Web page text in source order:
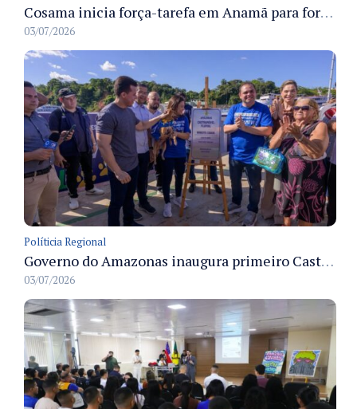
Cosama inicia força-tarefa em Anamã para fortalecer abastecimento de água e segurança hídrica da população
03/07/2026
Políticia Regional
Governo do Amazonas inaugura primeiro Castramóvel Fluvial para atendimento veterinário às comunidades ribeirinhas e castração gratuita
03/07/2026